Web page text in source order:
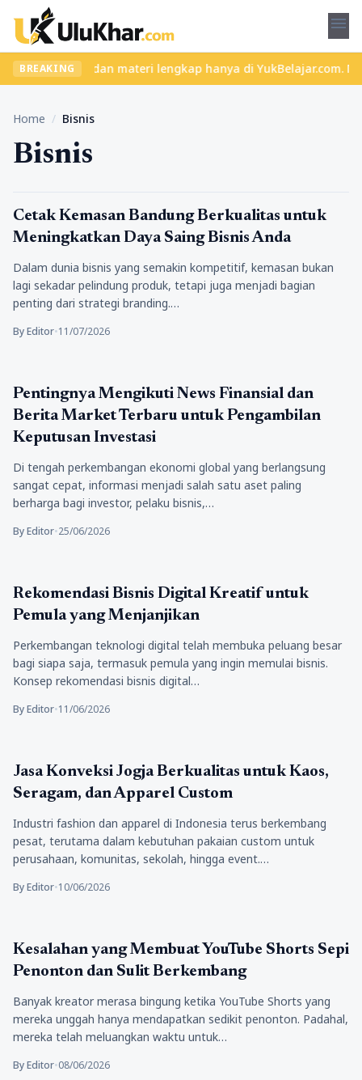
menu
BREAKING
seru dan materi lengkap hanya di YukBelajar.com.
Home / Bisnis
Bisnis
Bisnis
Cetak Kemasan Bandung Berkualitas untuk
Meningkatkan Daya Saing Bisnis Anda
Dalam dunia bisnis yang semakin kompetitif, kemasan bukan
lagi sekadar pelindung produk, tetapi juga menjadi bagian
penting dari strategi branding.…
By Editor•11/07/2026
Bisnis
Pentingnya Mengikuti News Finansial dan
Berita Market Terbaru untuk Pengambilan
Keputusan Investasi
Di tengah perkembangan ekonomi global yang berlangsung
sangat cepat, informasi menjadi salah satu aset paling
berharga bagi investor, pelaku bisnis,…
By Editor•25/06/2026
Bisnis
Rekomendasi Bisnis Digital Kreatif untuk
Pemula yang Menjanjikan
Perkembangan teknologi digital telah membuka peluang besar
bagi siapa saja, termasuk pemula yang ingin memulai bisnis.
Konsep rekomendasi bisnis digital…
By Editor•11/06/2026
Bisnis
Jasa Konveksi Jogja Berkualitas untuk Kaos,
Seragam, dan Apparel Custom
Industri fashion dan apparel di Indonesia terus berkembang
pesat, terutama dalam kebutuhan pakaian custom untuk
perusahaan, komunitas, sekolah, hingga event.…
By Editor•10/06/2026
Bisnis
Kesalahan yang Membuat YouTube Shorts Sepi
Penonton dan Sulit Berkembang
Banyak kreator merasa bingung ketika YouTube Shorts yang
mereka unggah hanya mendapatkan sedikit penonton. Padahal,
mereka telah meluangkan waktu untuk…
By Editor•08/06/2026